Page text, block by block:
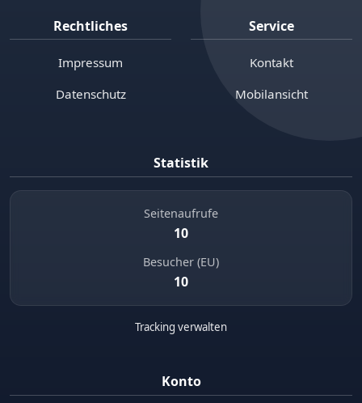
Rechtliches
Impressum
Datenschutz
Service
Kontakt
Mobilansicht
Statistik
Seitenaufrufe
10
Besucher (EU)
10
Tracking verwalten
Konto